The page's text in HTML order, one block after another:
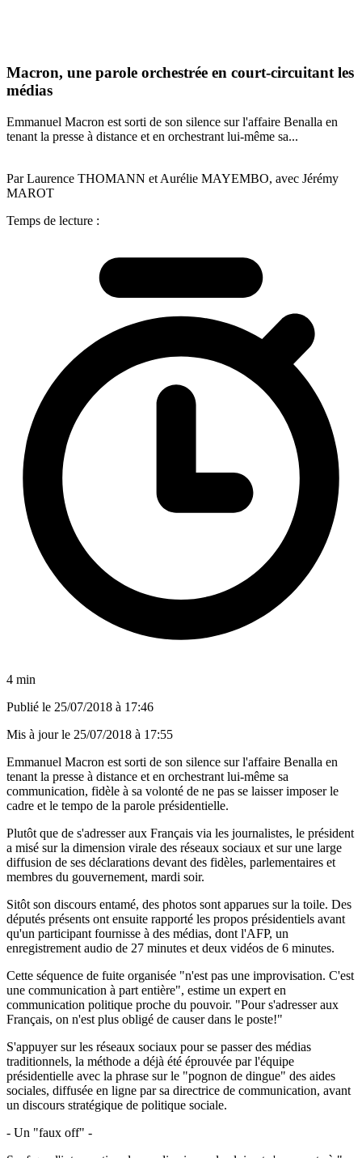
Macron, une parole orchestrée en court-circuitant les
médias
Emmanuel Macron est sorti de son silence sur l'affaire Benalla en
tenant la presse à distance et en orchestrant lui-même sa...
Par Laurence THOMANN et Aurélie MAYEMBO, avec Jérémy
MAROT
Temps de lecture :
4 min
Publié le 25/07/2018 à 17:46
Mis à jour le 25/07/2018 à 17:55
Emmanuel Macron est sorti de son silence sur l'affaire Benalla en
tenant la presse à distance et en orchestrant lui-même sa
communication, fidèle à sa volonté de ne pas se laisser imposer le
cadre et le tempo de la parole présidentielle.
Plutôt que de s'adresser aux Français via les journalistes, le président
a misé sur la dimension virale des réseaux sociaux et sur une large
diffusion de ses déclarations devant des fidèles, parlementaires et
membres du gouvernement, mardi soir.
Sitôt son discours entamé, des photos sont apparues sur la toile. Des
députés présents ont ensuite rapporté les propos présidentiels avant
qu'un participant fournisse à des médias, dont l'AFP, un
enregistrement audio de 27 minutes et deux vidéos de 6 minutes.
Cette séquence de fuite organisée "n'est pas une improvisation. C'est
une communication à part entière", estime un expert en
communication politique proche du pouvoir. "Pour s'adresser aux
Français, on n'est plus obligé de causer dans le poste!"
S'appuyer sur les réseaux sociaux pour se passer des médias
traditionnels, la méthode a déjà été éprouvée par l'équipe
présidentielle avec la phrase sur le "pognon de dingue" des aides
sociales, diffusée en ligne par sa directrice de communication, avant
un discours stratégique de politique sociale.
- Un "faux off" -